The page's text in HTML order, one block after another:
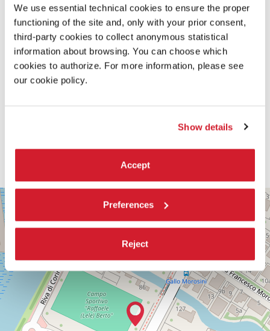
We use essential technical cookies to ensure the proper
functioning of the site and, only with your prior consent,
third-party cookies to collect anonymous statistical
information about browsing. You can choose which
cookies to authorize. For more information, please see
our cookie policy.
Show details
Accept
Preferences
Reject
PALABIENNALE
VIA
SANDRO
86
30126
LIDO
DI
VENEZIA
TEL.
0415218711
info@labiennale.org
−